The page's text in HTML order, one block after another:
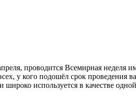
проводится Всемирная неделя
у кого подошёл срок проведения
используется в качестве